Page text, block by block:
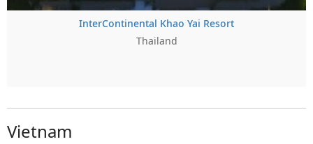
InterContinental Khao Yai Resort
Thailand
Vietnam